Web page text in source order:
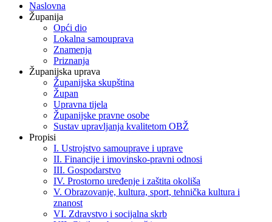
Naslovna
Županija
Opći dio
Lokalna samouprava
Znamenja
Priznanja
Županijska uprava
Županijska skupština
Župan
Upravna tijela
Županijske pravne osobe
Sustav upravljanja kvalitetom OBŽ
Propisi
I. Ustrojstvo samouprave i uprave
II. Financije i imovinsko-pravni odnosi
III. Gospodarstvo
IV. Prostorno uređenje i zaštita okoliša
V. Obrazovanje, kultura, sport, tehnička kultura i
znanost
VI. Zdravstvo i socijalna skrb